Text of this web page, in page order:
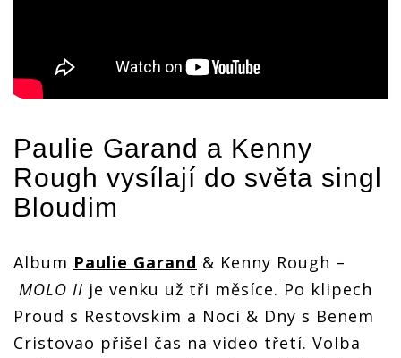
Paulie Garand a Kenny
Rough vysílají do světa singl
Bloudim
Album Paulie Garand & Kenny Rough –
MOLO II je venku už tři měsíce. Po klipech
Proud s Restovskim a Noci & Dny s Benem
Cristovao přišel čas na video třetí. Volba